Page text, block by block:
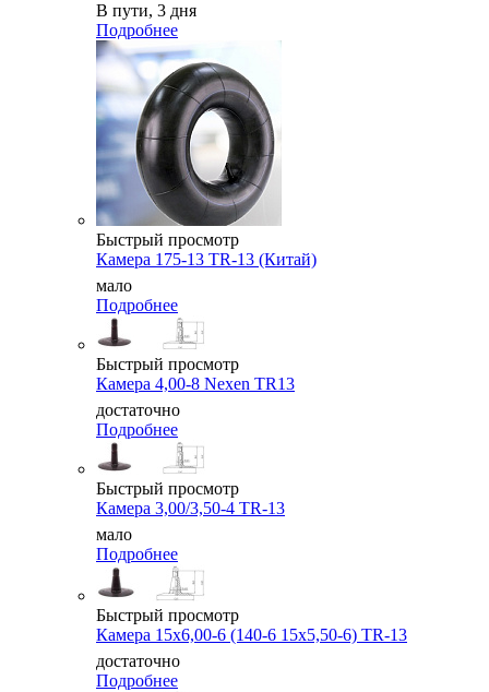
В пути, 3 дня
Подробнее
Быстрый просмотр
Камера 175-13 TR-13 (Китай)
мало
Подробнее
Быстрый просмотр
Камера 4,00-8 Nexen TR13
достаточно
Подробнее
Быстрый просмотр
Камера 3,00/3,50-4 TR-13
мало
Подробнее
Быстрый просмотр
Камера 15x6,00-6 (140-6 15x5,50-6) TR-13
достаточно
Подробнее